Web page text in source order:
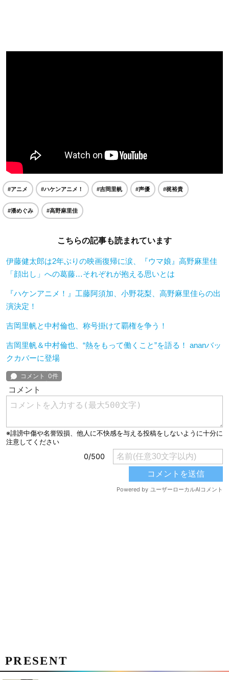
#アニメ #ハケンアニメ！ #吉岡里帆 #声優 #梶裕貴
#潘めぐみ #高野麻里佳
こちらの記事も読まれています
伊藤健太郎は2年ぶりの映画復帰に涙、『ウマ娘』高野麻里佳
「顔出し」への葛藤…それぞれが抱える思いとは
『ハケンアニメ！』工藤阿須加、小野花梨、高野麻里佳らの出
演決定！
吉岡里帆と中村倫也、称号掛けて覇権を争う！
吉岡里帆＆中村倫也、“熱をもって働くこと”を語る！ ananバッ
クカバーに登場
PRESENT